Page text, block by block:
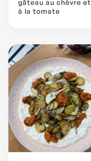
gâteau au chèvre et
à la tomate